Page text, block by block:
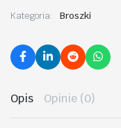
Kategoria: Broszki
Opis Opinie (0)